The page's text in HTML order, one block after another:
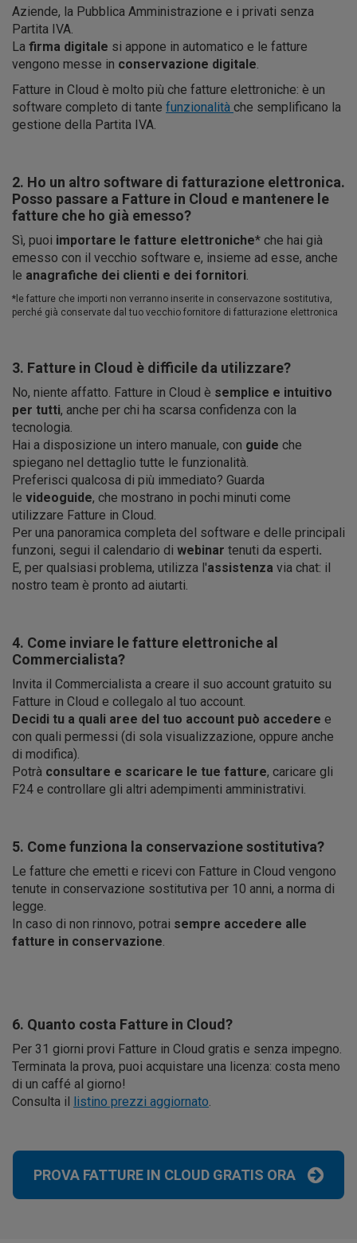
Aziende, la Pubblica Amministrazione e i privati senza
Partita IVA.
La firma digitale si appone in automatico e le fatture
vengono messe in conservazione digitale.
Fatture in Cloud è molto più che fatture elettroniche: è un
software completo di tante funzionalità che semplificano la
gestione della Partita IVA.
2. Ho un altro software di fatturazione elettronica.
Posso passare a Fatture in Cloud e mantenere le
fatture che ho già emesso?
Sì, puoi importare le fatture elettroniche* che hai già
emesso con il vecchio software e, insieme ad esse, anche
le anagrafiche dei clienti e dei fornitori.
*le fatture che importi non verranno inserite in conservazone sostitutiva,
perché già conservate dal tuo vecchio fornitore di fatturazione elettronica
3. Fatture in Cloud è difficile da utilizzare?
No, niente affatto. Fatture in Cloud è semplice e intuitivo
per tutti, anche per chi ha scarsa confidenza con la
tecnologia.
Hai a disposizione un intero manuale, con guide che
spiegano nel dettaglio tutte le funzionalità.
Preferisci qualcosa di più immediato? Guarda
le videoguide, che mostrano in pochi minuti come
utilizzare Fatture in Cloud.
Per una panoramica completa del software e delle principali
funzoni, segui il calendario di webinar tenuti da esperti.
E, per qualsiasi problema, utilizza l'assistenza via chat: il
nostro team è pronto ad aiutarti.
4. Come inviare le fatture elettroniche al
Commercialista?
Invita il Commercialista a creare il suo account gratuito su
Fatture in Cloud e collegalo al tuo account.
Decidi tu a quali aree del tuo account può accedere e
con quali permessi (di sola visualizzazione, oppure anche
di modifica).
Potrà consultare e scaricare le tue fatture, caricare gli
F24 e controllare gli altri adempimenti amministrativi.
5. Come funziona la conservazione sostitutiva?
Le fatture che emetti e ricevi con Fatture in Cloud vengono
tenute in conservazione sostitutiva per 10 anni, a norma di
legge.
In caso di non rinnovo, potrai sempre accedere alle
fatture in conservazione.
6. Quanto costa Fatture in Cloud?
Per 31 giorni provi Fatture in Cloud gratis e senza impegno.
Terminata la prova, puoi acquistare una licenza: costa meno
di un caffé al giorno!
Consulta il listino prezzi aggiornato.
PROVA FATTURE IN CLOUD GRATIS ORA